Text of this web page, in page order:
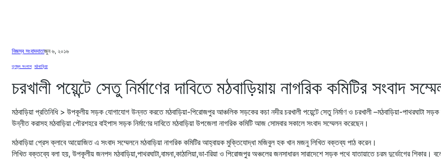
নিজস্ব সংবাদদাতাজুন ৬, ২০১৬
তৃণমূল সংলাপ, মঠবাড়িয়া
চরখালী পয়েন্টে সেতু নির্মাণের দাবিতে মঠবাড়িয়ায় নাগরিক কমিটির সংবাদ
মঠবাড়িয়া প্রতিনিধি > উপকূলীয় সড়ক যোগাযোগ উন্নত করতে মঠবাড়িয়া-পিরোজপুর আঞ্চলিক সড়কের কচা নদীর চরখালী পয়েন্টে সেতু নির্মাণ ও চরখালী –মঠবাড়িয়া-পাথরঘাটা
উন্নীত করাসহ মঠবাড়িয়া পৌরশহরে বাইপাস সড়ক নির্মাণের দাবিতে মঠবাড়িয়া উপজেলা নাগরিক কমিটি আজ সোমবার সকালে সংবাদ সম্মেলন করেছেন।
মঠবাড়িয়া প্রেস ক্লাবে আয়োজিত এ সংবাদ সম্মেলনে মঠবাড়িয়া নাগরিক কমিটির আহ্বায়ক মুক্তিযোদ্ধা মজিবুল হক খান মজনু লিখিত বক্তব্য পাঠ করেন।
লিখিত বক্তব্যে বলা হয়, উপকূলীয় জনপদ মঠবাড়িয়া,পাথরঘাটা,বামনা,কাঠালিয়া,ভা-ারিয়া ও পিরোজপুর অঞ্চলের জনসাধারন সারাদেশে সড়ক পথে যাতায়াতে চরম দুর্ভোগের শিকার।